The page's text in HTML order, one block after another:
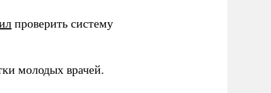
проверить систему
молодых врачей.